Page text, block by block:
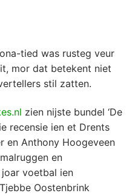
tied was rusteg veur
mor dat betekent niet
stil zatten.
zien nijste bundel ‘De
recensie ien et Drents
en Anthony Hoogeveen
en
joar voetbal ien
Oostenbrink